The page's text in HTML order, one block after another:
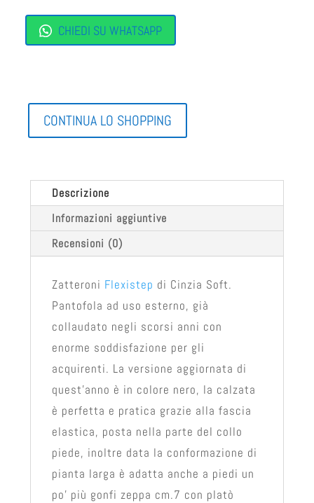
CHIEDI SU WHATSAPP
CONTINUA LO SHOPPING
Descrizione
Informazioni aggiuntive
Recensioni (0)
Zatteroni Flexistep di Cinzia Soft.
Pantofola ad uso esterno, già
collaudato negli scorsi anni con
enorme soddisfazione per gli
acquirenti. La versione aggiornata di
quest'anno è in colore nero, la calzata
è perfetta e pratica grazie alla fascia
elastica, posta nella parte del collo
piede, inoltre data la conformazione di
pianta larga è adatta anche a piedi un
po' più gonfi zeppa cm.7 con platò